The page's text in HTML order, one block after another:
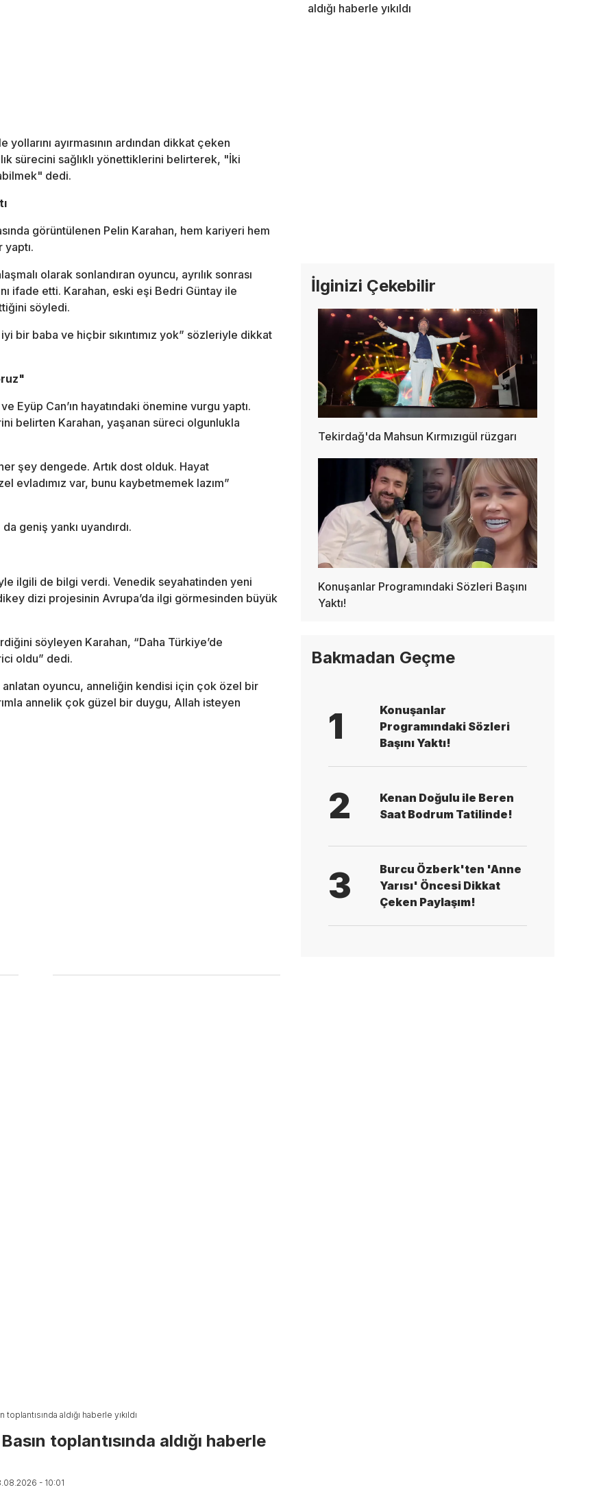
yollarını ayırmasının ardından dikkat çeken
sürecini sağlıklı yönettiklerini belirterek, "İki
dedi.
görüntülenen Pelin Karahan, hem kariyeri hem
olarak sonlandıran oyuncu, ayrılık sonrası
ifade etti. Karahan, eski eşi Bedri Güntay ile
söyledi.
bir baba ve hiçbir sıkıntımız yok” sözleriyle dikkat
Eyüp Can’ın hayatındaki önemine vurgu yaptı.
belirten Karahan, yaşanan süreci olgunlukla
şey dengede. Artık dost olduk. Hayat
evladımız var, bunu kaybetmemek lazım”
geniş yankı uyandırdı.
ilgili de bilgi verdi. Venedik seyahatinden yeni
dizi projesinin Avrupa’da ilgi görmesinden büyük
söyleyen Karahan, “Daha Türkiye’de
oldu” dedi.
oyuncu, anneliğin kendisi için çok özel bir
annelik çok güzel bir duygu, Allah isteyen
toplantısında aldığı haberle yıkıldı
toplantısında aldığı haberle
- 10:01
aldığı haberle yıkıldı
İlginizi Çekebilir
Tekirdağ'da Mahsun Kırmızıgül rüzgarı
Konuşanlar Programındaki Sözleri Başını
Yaktı!
Bakmadan Geçme
1
Konuşanlar
Programındaki Sözleri
Başını Yaktı!
2
Kenan Doğulu ile Beren
Saat Bodrum Tatilinde!
3
Burcu Özberk'ten 'Anne
Yarısı' Öncesi Dikkat
Çeken Paylaşım!